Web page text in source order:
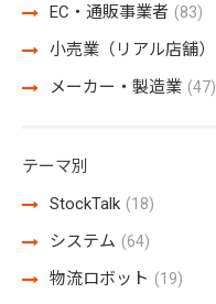
EC・通販事業者 (83)
小売業（リアル店舗）
メーカー・製造業 (47)
テーマ別
StockTalk (18)
システム (64)
物流ロボット (19)